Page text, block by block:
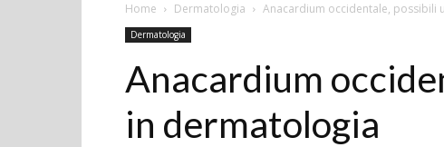
Home Dermatologia Anacardium occidentale, possibili
Dermatologia
Anacardium
in dermatologia